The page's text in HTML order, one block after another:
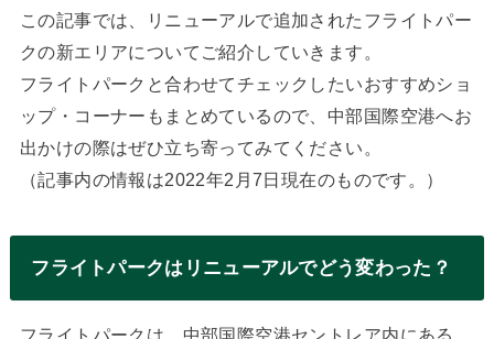
この記事では、リニューアルで追加されたフライトパー
クの新エリアについてご紹介していきます。
フライトパークと合わせてチェックしたいおすすめショ
ップ・コーナーもまとめているので、中部国際空港へお
出かけの際はぜひ立ち寄ってみてください。
（記事内の情報は2022年2月7日現在のものです。）
フライトパークはリニューアルでどう変わった？
フライトパークは、中部国際空港セントレア内にある